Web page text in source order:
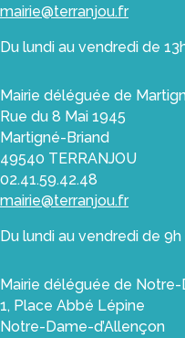
mairie@terranjou.fr
Du lundi au vendredi de
Mairie déléguée de
Rue du 8 Mai 1945
Martigné-Briand
49540 TERRANJOU
02.41.59.42.48
mairie@terranjou.fr
Du lundi au vendredi de 9h
Mairie déléguée de Notre-
1, Place Abbé Lépine
Notre-Dame-d’Allençon